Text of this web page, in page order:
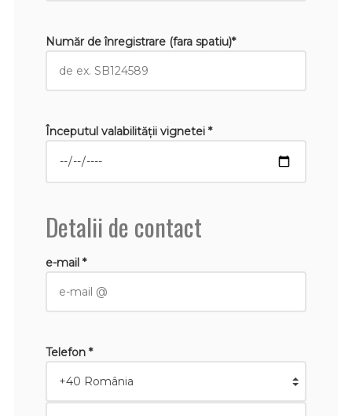
Număr de înregistrare (fara spatiu)*
Începutul valabilităţii vignetei *
Detalii de contact
e-mail *
Telefon *